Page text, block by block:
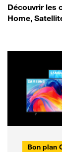
Découvrir les
Home,
Bon plan